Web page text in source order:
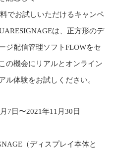
でお試しいただけるキャンペ
は、正方形のデ
ジ配信管理ソフトFLOWをセ
の機会にリアルとオンライン
ル体験をお試しください。
7日〜2021年11月30日
（ディスプレイ本体と